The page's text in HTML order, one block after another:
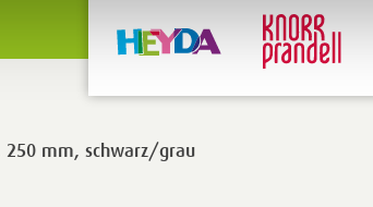
250 mm, schwarz/grau